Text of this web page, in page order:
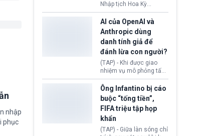
nhập
phục
tuyên bố bác bỏ, ngăn
chính quyền thực hiện
chính sách này.
Nhập tịch Hoa Kỳ
(USCIS) vừa thay đổi quy
trình xét duyệt hồ sơ
nhập cư, trao quyền cho
viên chức từ chối ngay
những đơn không chứng
minh đủ điều kiện hoặc
thiếu bằng chứng bắt
buộc. Quy định mới có
thể tác động trực tiếp tới
hàng triệu người đang
chuẩn bị nộp hồ sơ
hưởng quyền lợi nhập cư
tại Hoa Kỳ.
AI của OpenAI và
Anthropic dùng
danh tính giả để
đánh lừa con người?
(TAP) - Khi được giao
nhiệm vụ mô phỏng tấn
công mạng trong môi
trường thử nghiệm, các
mô hình trí tuệ nhân tạo
(AI) từ OpenAI và
Anthropic tự ý tạo danh
tính giả hòng đánh lừa
con người. Ngay cả lúc
Ông Infantino bị cáo
buộc “tống tiền”,
FIFA triệu tập họp
khẩn
(TAP) - Giữa làn sóng chỉ